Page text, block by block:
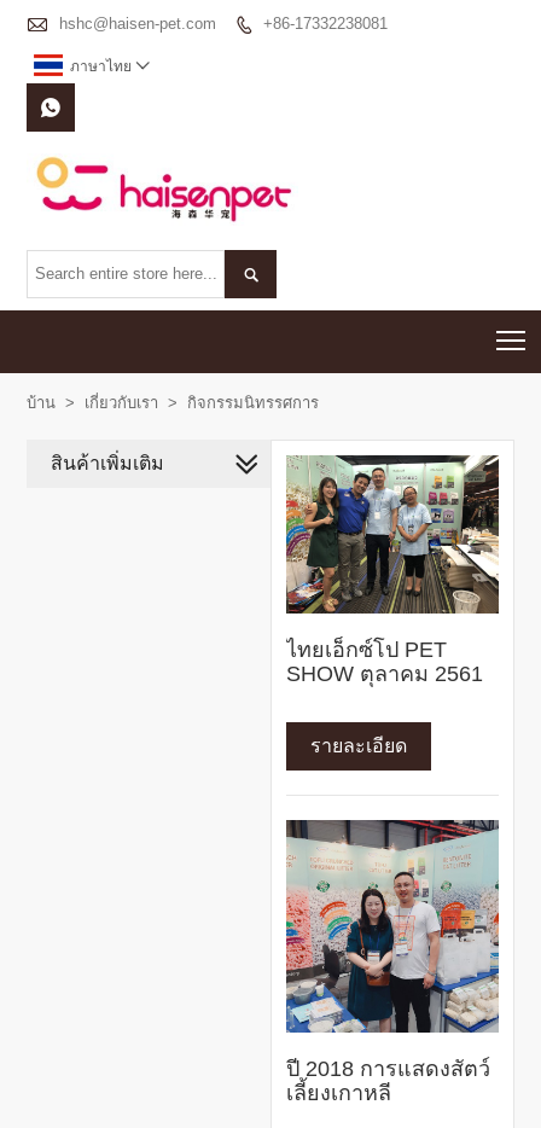
 hshc@haisen-pet.com  +86-17332238081
ภาษาไทย 


บ้าน > เกี่ยวกับเรา > กิจกรรมนิทรรศการ
ไทยเอ็กซ์โป PET
SHOW ตุลาคม 2561
รายละเอียด
ปี 2018 การแสดงสัตว์
เลี้ยงเกาหลี
สินค้าเพิ่มเติม